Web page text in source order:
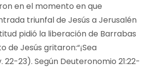
en el momento en que
triunfal de Jesús a Jerusalén
pidió la liberación de Barrabas
de Jesús gritaron:“¡Sea
22-23). Según Deuteronomio 21:22-